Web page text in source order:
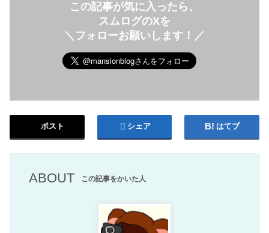
この記事が気に入ったら、
スムログのXを
＼フォローお願いします！／
ポスト シェア はてブ
ABOUT この記事をかいた人